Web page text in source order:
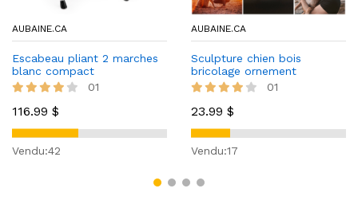
AUBAINE.CA
Escabeau pliant 2 marches
blanc compact
01
116.99 $
Vendu:42
AUBAINE.CA
Sculpture chien bois
bricolage ornement
décoration Noël
01
23.99 $
Vendu:17